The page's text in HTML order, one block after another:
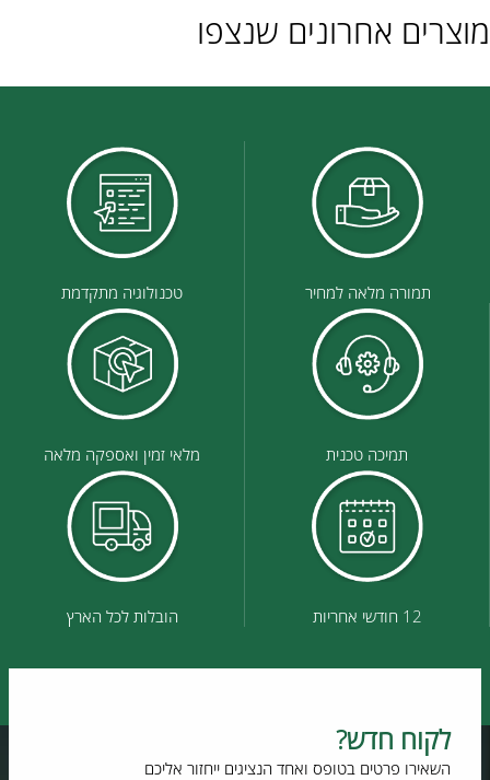
מוצרים אחרונים שנצפו
תמורה מלאה למחיר טכנולוגיה מתקדמת
תמיכה טכנית מלאי זמין ואספקה מלאה
12 חודשי אחריות הובלות לכל הארץ
לקוח חדש?
השאירו פרטים בטופס ואחד הנציגים ייחזור אליכם